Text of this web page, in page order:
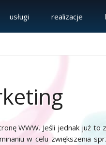
usługi realizacje
WWW. Jeśli jednak już
w celu zwiększenia